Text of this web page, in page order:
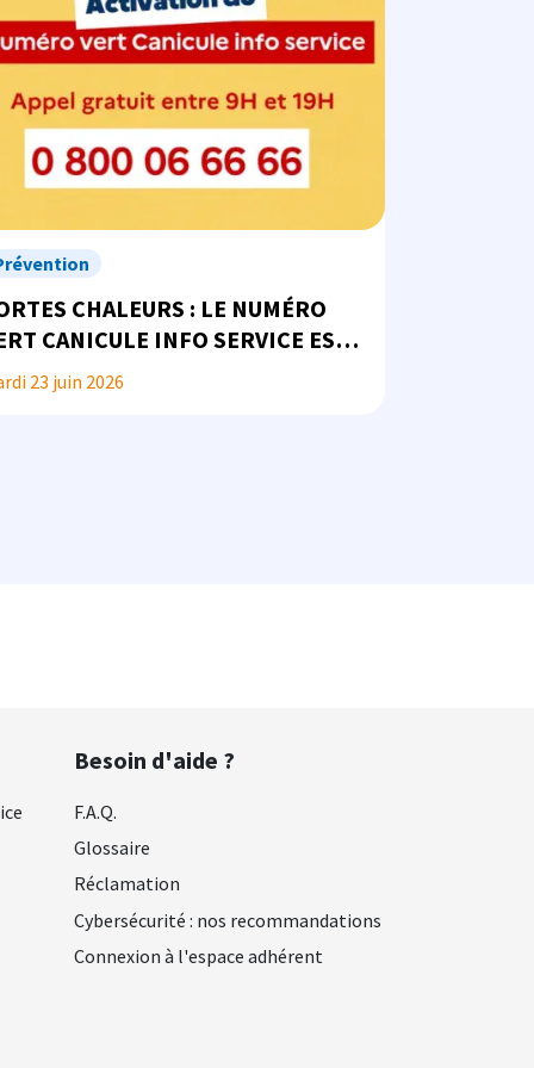
CHALEURS : LE NUMÉRO
CANICULE INFO SERVICE EST
DISPOSITION
23 juin 2026
Besoin d'aide ?
F.A.Q.
Glossaire
Réclamation
Cybersécurité : nos recommandations
Connexion à l'espace adhérent